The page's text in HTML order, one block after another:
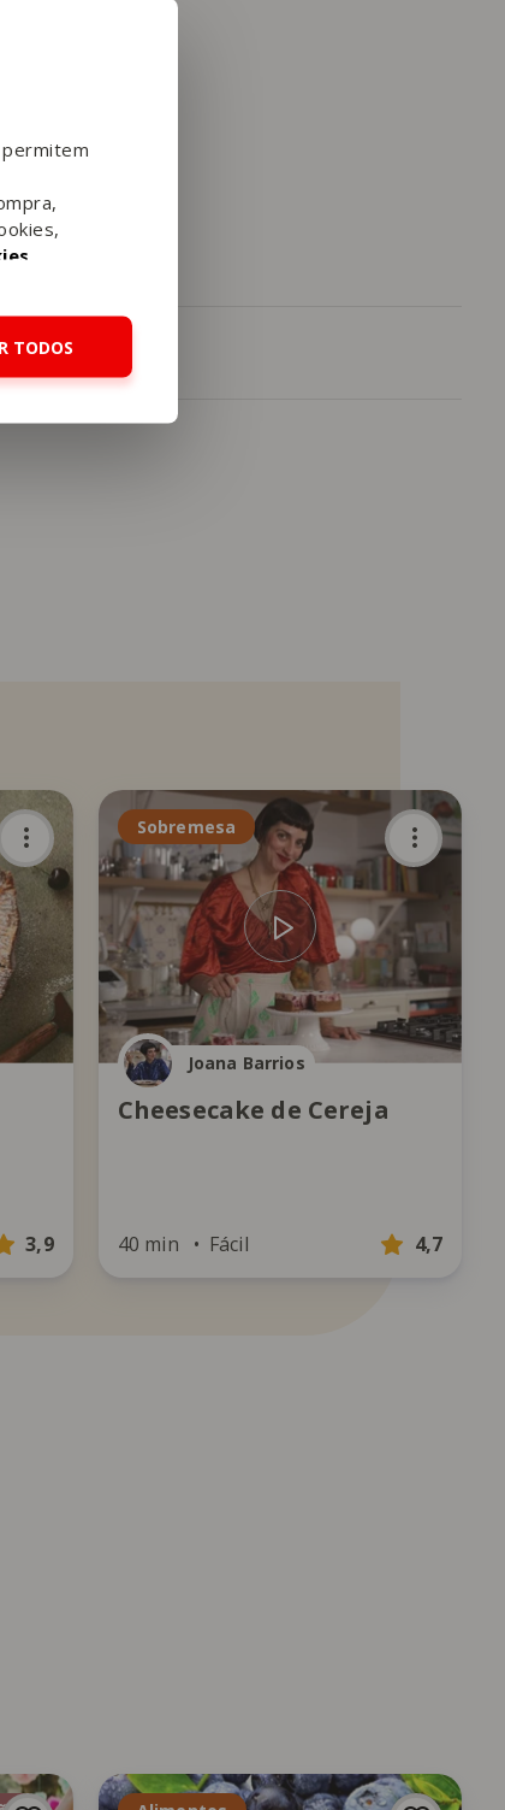
TODOS
3,9
Sobremesa
Joana Barrios
Cheesecake de Cereja
40 min Fácil 4,7